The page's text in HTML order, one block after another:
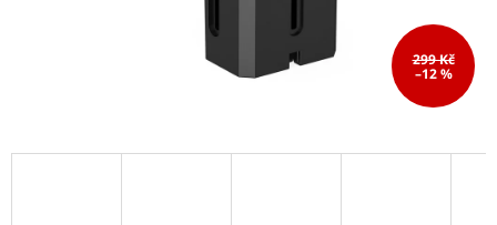
299 Kč
–12 %